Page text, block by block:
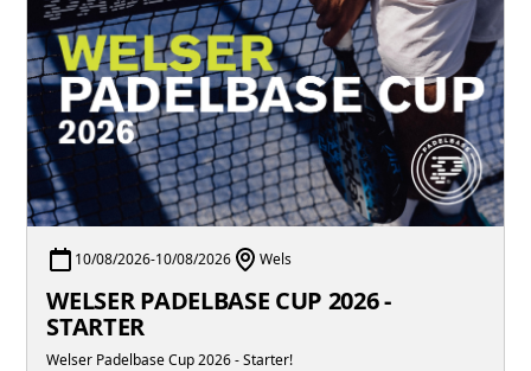
10/08/2026-10/08/2026 Wels
WELSER PADELBASE CUP 2026 -
STARTER
Welser Padelbase Cup 2026 - Starter!